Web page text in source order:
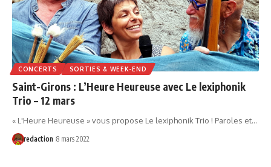
CONCERTS SORTIES & WEEK-END
Saint-Girons : L’Heure Heureuse avec Le lexiphonik
Trio – 12 mars
« L'Heure Heureuse » vous propose Le lexiphonik Trio ! Paroles et…
redaction 8 mars 2022